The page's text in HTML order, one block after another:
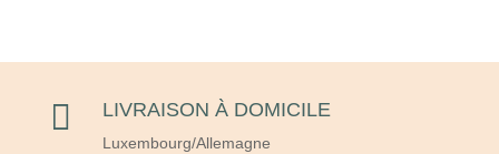
 LIVRAISON À DOMICILE
Luxembourg/Allemagne